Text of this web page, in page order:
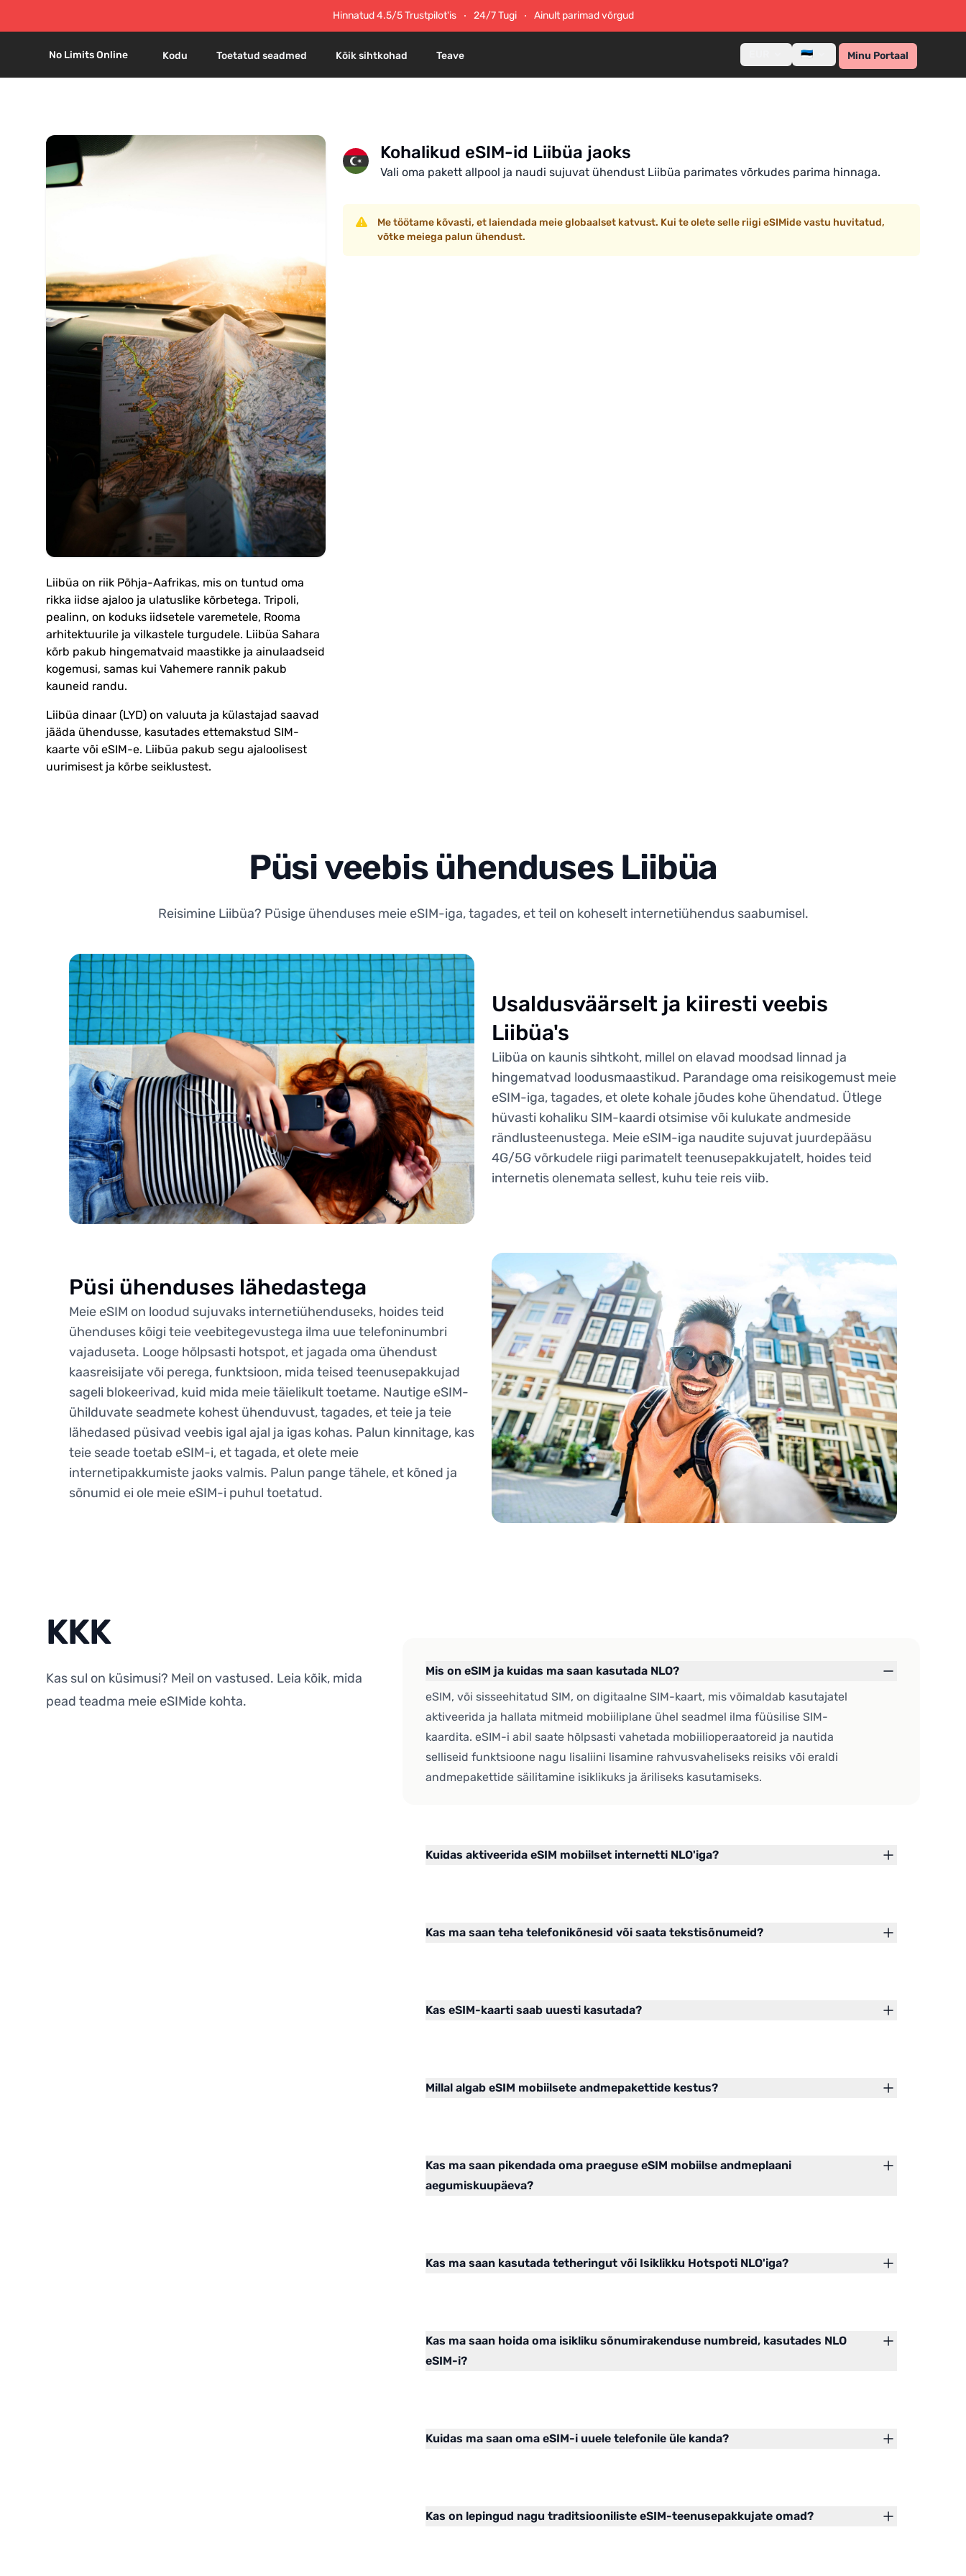
Hinnatud 4.5/5 Trustpilot'is 24/7 Tugi Ainult parimad võrgud
No Limits Online Kodu Toetatud seadmed Kõik sihtkohad Teave 🇪🇪 Minu Portaal
Liibüa on riik Põhja-Aafrikas, mis on tuntud oma
rikka iidse ajaloo ja ulatuslike kõrbetega. Tripoli,
pealinn, on koduks iidsetele varemetele, Rooma
arhitektuurile ja vilkastele turgudele. Liibüa Sahara
kõrb pakub hingematvaid maastikke ja ainulaadseid
kogemusi, samas kui Vahemere rannik pakub
kauneid randu.
Liibüa dinaar (LYD) on valuuta ja külastajad saavad
jääda ühendusse, kasutades ettemakstud SIM-
kaarte või eSIM-e. Liibüa pakub segu ajaloolisest
uurimisest ja kõrbe seiklustest.
Kohalikud eSIM-id Liibüa jaoks
Vali oma pakett allpool ja naudi sujuvat ühendust Liibüa parimates võrkudes parima hinnaga.
Me töötame kõvasti, et laiendada meie globaalset katvust. Kui te olete selle riigi eSIMide vastu huvitatud,
võtke meiega palun ühendust.
Püsi veebis ühenduses Liibüa
Reisimine Liibüa? Püsige ühenduses meie eSIM-iga, tagades, et teil on koheselt internetiühendus saabumisel.
Usaldusväärselt ja kiiresti veebis
Liibüa's
Liibüa on kaunis sihtkoht, millel on elavad moodsad linnad ja
hingematvad loodusmaastikud. Parandage oma reisikogemust meie
eSIM-iga, tagades, et olete kohale jõudes kohe ühendatud. Ütlege
hüvasti kohaliku SIM-kaardi otsimise või kulukate andmeside
rändlusteenustega. Meie eSIM-iga naudite sujuvat juurdepääsu
4G/5G võrkudele riigi parimatelt teenusepakkujatelt, hoides teid
internetis olenemata sellest, kuhu teie reis viib.
Püsi ühenduses lähedastega
Meie eSIM on loodud sujuvaks internetiühenduseks, hoides teid
ühenduses kõigi teie veebitegevustega ilma uue telefoninumbri
vajaduseta. Looge hõlpsasti hotspot, et jagada oma ühendust
kaasreisijate või perega, funktsioon, mida teised teenusepakkujad
sageli blokeerivad, kuid mida meie täielikult toetame. Nautige eSIM-
ühilduvate seadmete kohest ühenduvust, tagades, et teie ja teie
lähedased püsivad veebis igal ajal ja igas kohas. Palun kinnitage, kas
teie seade toetab eSIM-i, et tagada, et olete meie
internetipakkumiste jaoks valmis. Palun pange tähele, et kõned ja
sõnumid ei ole meie eSIM-i puhul toetatud.
KKK
Kas sul on küsimusi? Meil on vastused. Leia kõik, mida
pead teadma meie eSIMide kohta.
Mis on eSIM ja kuidas ma saan kasutada NLO?
eSIM, või sisseehitatud SIM, on digitaalne SIM-kaart, mis võimaldab kasutajatel
aktiveerida ja hallata mitmeid mobiiliplane ühel seadmel ilma füüsilise SIM-
kaardita. eSIM-i abil saate hõlpsasti vahetada mobiilioperaatoreid ja nautida
selliseid funktsioone nagu lisaliini lisamine rahvusvaheliseks reisiks või eraldi
andmepakettide säilitamine isiklikuks ja äriliseks kasutamiseks.
Kuidas aktiveerida eSIM mobiilset internetti NLO'iga?
Kas ma saan teha telefonikõnesid või saata tekstisõnumeid?
Kas eSIM-kaarti saab uuesti kasutada?
Millal algab eSIM mobiilsete andmepakettide kestus?
Kas ma saan pikendada oma praeguse eSIM mobiilse andmeplaani
aegumiskuupäeva?
Kas ma saan kasutada tetheringut või Isiklikku Hotspoti NLO'iga?
Kas ma saan hoida oma isikliku sõnumirakenduse numbreid, kasutades NLO
eSIM-i?
Kuidas ma saan oma eSIM-i uuele telefonile üle kanda?
Kas on lepingud nagu traditsiooniliste eSIM-teenusepakkujate omad?